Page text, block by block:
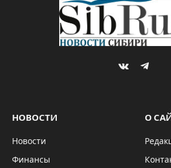
VKontakte
НОВОСТИ
Новости
Финансы
О